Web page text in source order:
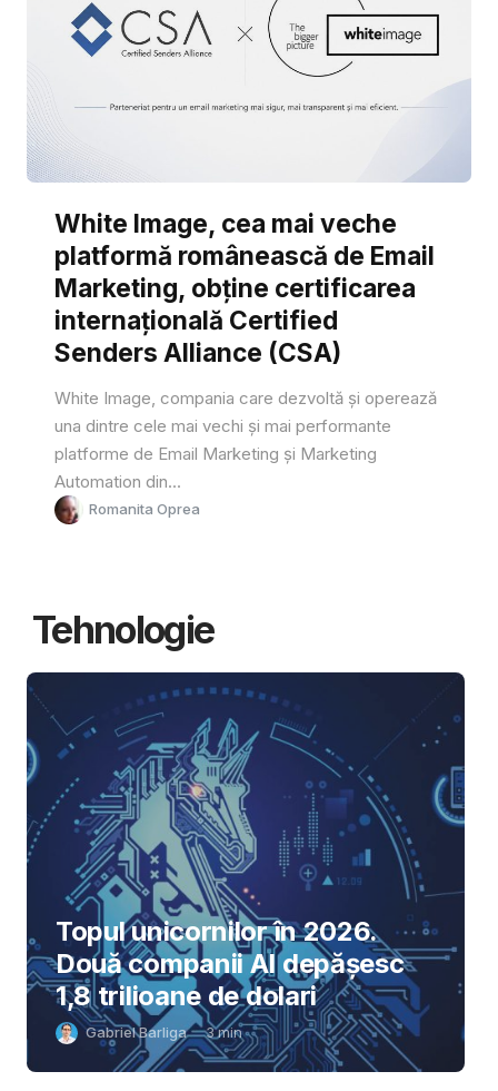
White Image, cea mai veche
platformă românească de Email
Marketing, obține certificarea
internațională Certified
Senders Alliance (CSA)
White Image, compania care dezvoltă și operează
una dintre cele mai vechi și mai performante
platforme de Email Marketing și Marketing
Automation din...
Romanita Oprea
Tehnologie
Topul unicornilor în 2026.
Două companii AI depășesc
1,8 trilioane de dolari
Gabriel Barliga 3min